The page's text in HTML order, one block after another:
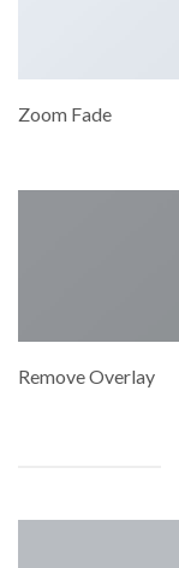
Zoom Fade
Remove Overlay